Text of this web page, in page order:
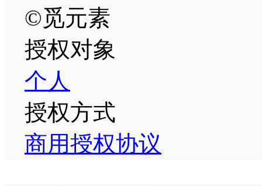
©觅元素
授权对象
个人
授权方式
商用授权协议